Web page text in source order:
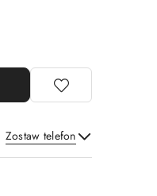
Zostaw telefon
Wyślij